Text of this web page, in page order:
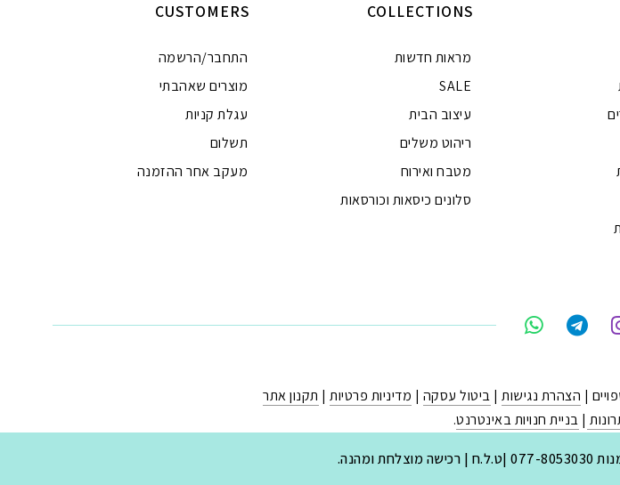
ומהנה.
CUSTOMERS
התחבר/הרשמה
מוצרים שאהבתי
עגלת קניות
תשלום
מעקב אחר ההזמנה
COLLECTIONS
מראות חדשות
SALE
עיצוב הבית
ריהוט משלים
מטבח ואירוח
סלונים כיסאות וכורסאות
הצהרת נגישות | ביטול עסקה | מדיניות פרטיות | תקנון אתר
| בניית חנויות באינטרנט.